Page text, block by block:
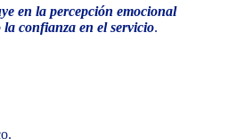
en la percepción emocional
confianza en el servicio.